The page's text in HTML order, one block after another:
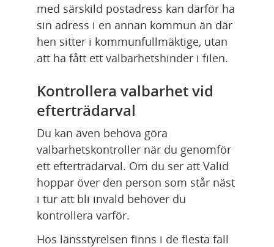
med särskild postadress kan därför ha
sin adress i en annan kommun än där
hen sitter i kommunfullmäktige, utan
att ha fått ett valbarhetshinder i filen.
Kontrollera valbarhet vid
efterträdarval
Du kan även behöva göra
valbarhetskontroller när du genomför
ett efterträdarval. Om du ser att Valid
hoppar över den person som står näst
i tur att bli invald behöver du
kontrollera varför.
Hos länsstyrelsen finns i de flesta fall